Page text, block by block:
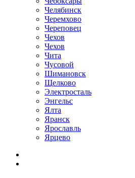
Челябинск
Черемхово
Череповец
Чехов
Чехов
Чита
Чусовой
Шимановск
Щелково
Электросталь
Энгельс
Ялта
Яранск
Ярославль
Ярцево